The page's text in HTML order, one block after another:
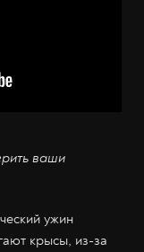
ваши
ужин
крысы, из-за